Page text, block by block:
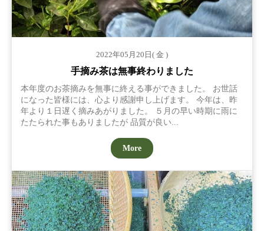
2022年05月20日( 金 )
手摘み茶は無事終わりました
本年度のお茶摘みを無事に終える事ができました。 お世話
になった皆様には、心より感謝申し上げます。 今年は、昨
年より１日遅く摘みあがりました。 ５月の早い時期に雨に
たたられた事もありましたが 品質が良い...
More